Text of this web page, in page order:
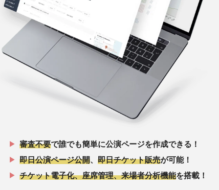
審査不要で誰でも簡単に公演ページを作成できる！
即日公演ページ公開
即日チケット販売が可能！
チケット電子化、座席管理、来場者分析機能を搭載！